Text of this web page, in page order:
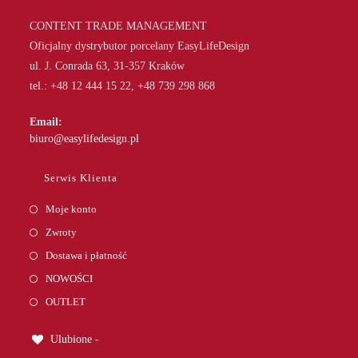
CONTENT TRADE MANAGEMENT
Oficjalny dystrybutor porcelany EasyLifeDesign
ul. J. Conrada 63, 31-357 Kraków
tel.: +48 12 444 15 22, +48 739 298 868
Email:
biuro@easylifedesign.pl
Serwis Klienta
Moje konto
Zwroty
Dostawa i płatność
NOWOŚCI
OUTLET
Ulubione -